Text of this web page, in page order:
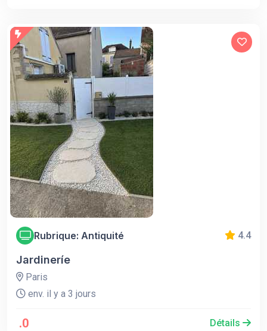
Rubrique: Antiquité 4.4
Jardineríe
Paris
env. il y a 3 jours
.0 Détails